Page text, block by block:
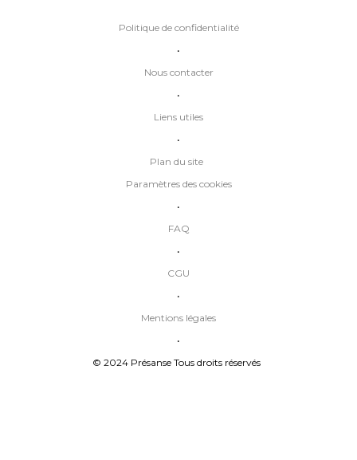
Plan du site
•
Liens utiles
•
Nous contacter
•
Politique de confidentialité
© 2024 Présanse Tous droits réservés
•
Mentions légales
•
CGU
•
FAQ
•
Paramètres des cookies